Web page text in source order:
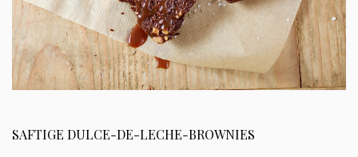
SAFTIGE DULCE-DE-LECHE-BROWNIES